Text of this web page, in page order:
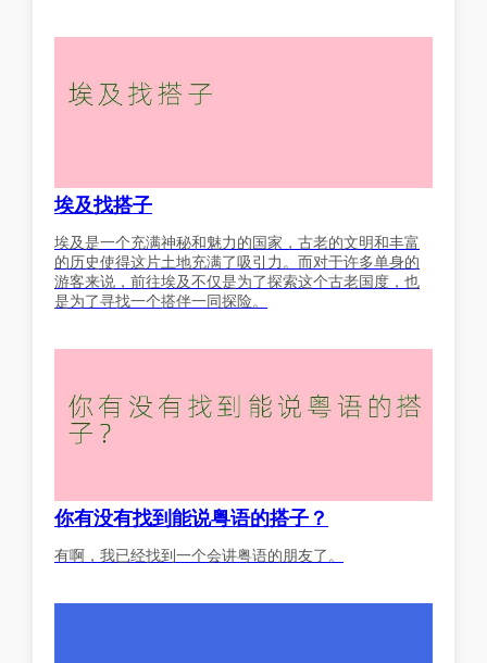
埃及找搭子
埃及是一个充满神秘和魅力的国家，古老的文明和丰富
的历史使得这片土地充满了吸引力。而对于许多单身的
游客来说，前往埃及不仅是为了探索这个古老国度，也
是为了寻找一个搭伴一同探险。
你有没有找到能说粤语的搭子？
有啊，我已经找到一个会讲粤语的朋友了。